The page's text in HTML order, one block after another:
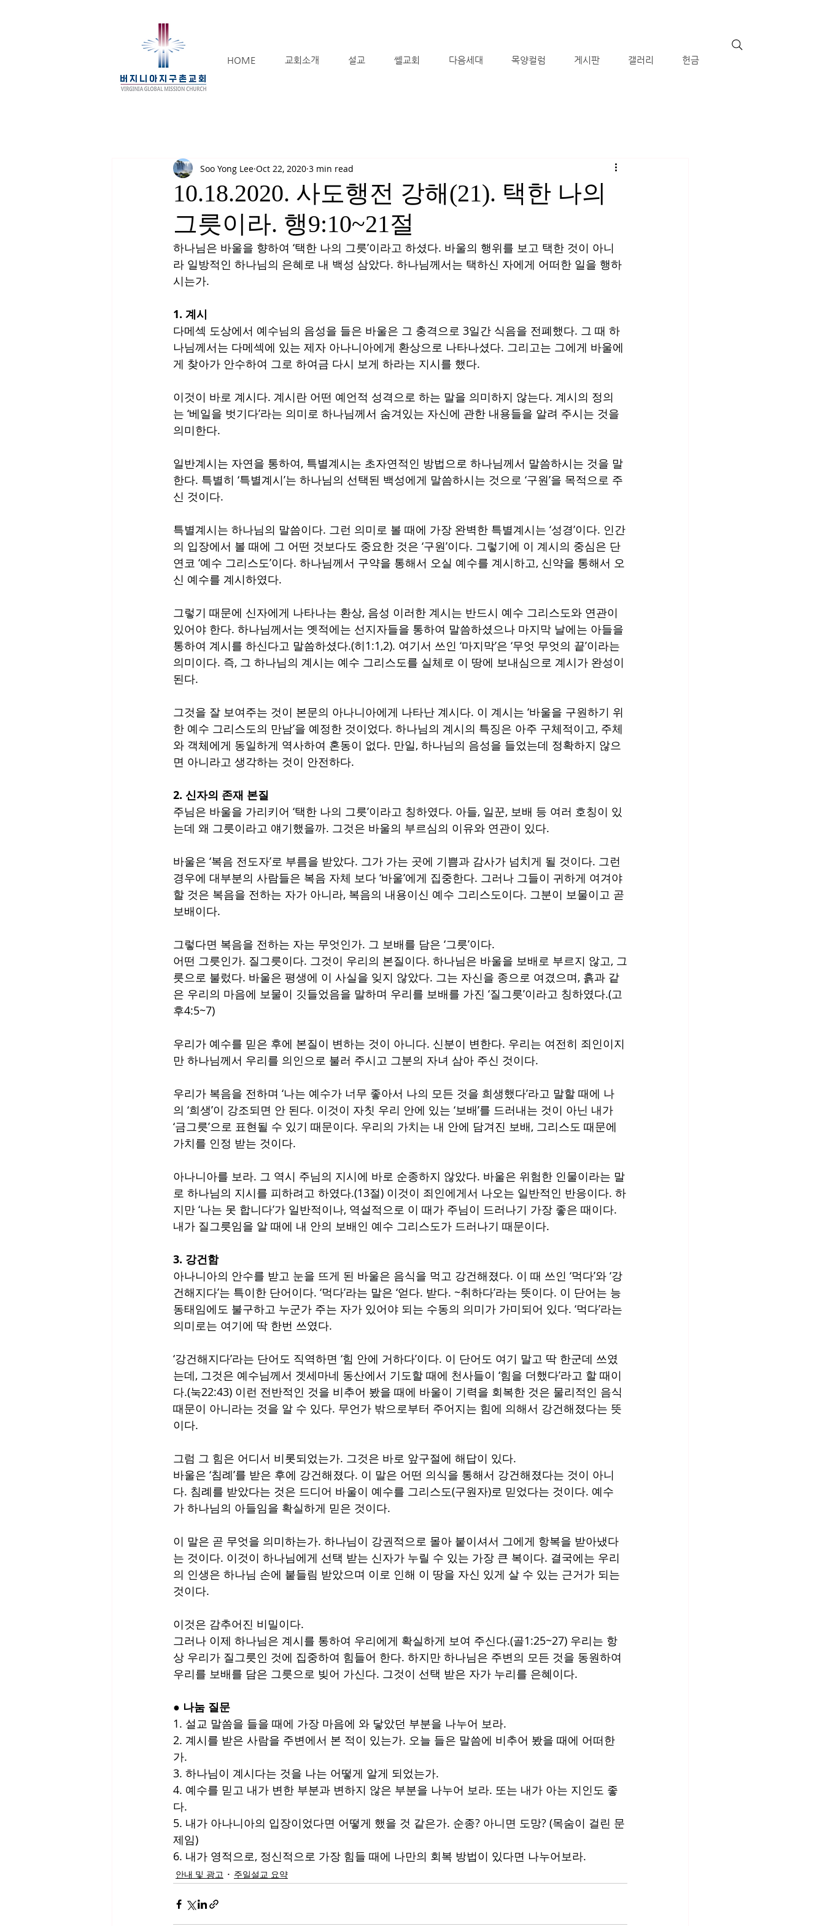
HOME 교회소개 설교 쎌교회 다음세대 목양컬럼 게시판 갤러리 헌금
10.18.2020. 사도행전 강해(21). 택한 나의
그릇이라. 행9:10~21절
Soo Yong Lee Oct 22, 2020 3 min read
하나님은 바울을 향하여 ‘택한 나의 그릇’이라고 하셨다. 바울의 행위를 보고 택한 것이 아니
라 일방적인 하나님의 은혜로 내 백성 삼았다. 하나님께서는 택하신 자에게 어떠한 일을 행하
시는가.
1. 계시
다메섹 도상에서 예수님의 음성을 들은 바울은 그 충격으로 3일간 식음을 전폐했다. 그 때 하
나님께서는 다메섹에 있는 제자 아나니아에게 환상으로 나타나셨다. 그리고는 그에게 바울에
게 찾아가 안수하여 그로 하여금 다시 보게 하라는 지시를 했다.
이것이 바로 계시다. 계시란 어떤 예언적 성격으로 하는 말을 의미하지 않는다. 계시의 정의
는 ‘베일을 벗기다’라는 의미로 하나님께서 숨겨있는 자신에 관한 내용들을 알려 주시는 것을
의미한다.
일반계시는 자연을 통하여, 특별계시는 초자연적인 방법으로 하나님께서 말씀하시는 것을 말
한다. 특별히 ‘특별계시’는 하나님의 선택된 백성에게 말씀하시는 것으로 ‘구원’을 목적으로 주
신 것이다.
특별계시는 하나님의 말씀이다. 그런 의미로 볼 때에 가장 완벽한 특별계시는 ‘성경’이다. 인간
의 입장에서 볼 때에 그 어떤 것보다도 중요한 것은 ‘구원’이다. 그렇기에 이 계시의 중심은 단
연코 ‘예수 그리스도’이다. 하나님께서 구약을 통해서 오실 예수를 계시하고, 신약을 통해서 오
신 예수를 계시하였다.
그렇기 때문에 신자에게 나타나는 환상, 음성 이러한 계시는 반드시 예수 그리스도와 연관이
있어야 한다. 하나님께서는 옛적에는 선지자들을 통하여 말씀하셨으나 마지막 날에는 아들을
통하여 계시를 하신다고 말씀하셨다.(히1:1,2). 여기서 쓰인 ‘마지막’은 ‘무엇 무엇의 끝’이라는
의미이다. 즉, 그 하나님의 계시는 예수 그리스도를 실체로 이 땅에 보내심으로 계시가 완성이
된다.
그것을 잘 보여주는 것이 본문의 아나니아에게 나타난 계시다. 이 계시는 ‘바울을 구원하기 위
한 예수 그리스도의 만남’을 예정한 것이었다. 하나님의 계시의 특징은 아주 구체적이고, 주체
와 객체에게 동일하게 역사하여 혼동이 없다. 만일, 하나님의 음성을 들었는데 정확하지 않으
면 아니라고 생각하는 것이 안전하다.
2. 신자의 존재 본질
주님은 바울을 가리키어 ‘택한 나의 그릇’이라고 칭하였다. 아들, 일꾼, 보배 등 여러 호칭이 있
는데 왜 그릇이라고 얘기했을까. 그것은 바울의 부르심의 이유와 연관이 있다.
바울은 ‘복음 전도자’로 부름을 받았다. 그가 가는 곳에 기쁨과 감사가 넘치게 될 것이다. 그런
경우에 대부분의 사람들은 복음 자체 보다 ‘바울’에게 집중한다. 그러나 그들이 귀하게 여겨야
할 것은 복음을 전하는 자가 아니라, 복음의 내용이신 예수 그리스도이다. 그분이 보물이고 곧
보배이다.
그렇다면 복음을 전하는 자는 무엇인가. 그 보배를 담은 ‘그릇’이다.
어떤 그릇인가. 질그릇이다. 그것이 우리의 본질이다. 하나님은 바울을 보배로 부르지 않고, 그
릇으로 불렀다. 바울은 평생에 이 사실을 잊지 않았다. 그는 자신을 종으로 여겼으며, 흙과 같
은 우리의 마음에 보물이 깃들었음을 말하며 우리를 보배를 가진 ‘질그릇’이라고 칭하였다.(고
후4:5~7)
우리가 예수를 믿은 후에 본질이 변하는 것이 아니다. 신분이 변한다. 우리는 여전히 죄인이지
만 하나님께서 우리를 의인으로 불러 주시고 그분의 자녀 삼아 주신 것이다.
우리가 복음을 전하며 ‘나는 예수가 너무 좋아서 나의 모든 것을 희생했다’라고 말할 때에 나
의 ‘희생’이 강조되면 안 된다. 이것이 자칫 우리 안에 있는 ‘보배’를 드러내는 것이 아닌 내가
‘금그릇’으로 표현될 수 있기 때문이다. 우리의 가치는 내 안에 담겨진 보배, 그리스도 때문에
가치를 인정 받는 것이다.
아나니아를 보라. 그 역시 주님의 지시에 바로 순종하지 않았다. 바울은 위험한 인물이라는 말
로 하나님의 지시를 피하려고 하였다.(13절) 이것이 죄인에게서 나오는 일반적인 반응이다. 하
지만 ‘나는 못 합니다’가 일반적이나, 역설적으로 이 때가 주님이 드러나기 가장 좋은 때이다.
내가 질그릇임을 알 때에 내 안의 보배인 예수 그리스도가 드러나기 때문이다.
3. 강건함
아나니아의 안수를 받고 눈을 뜨게 된 바울은 음식을 먹고 강건해졌다. 이 때 쓰인 ‘먹다’와 ‘강
건해지다’는 특이한 단어이다. ‘먹다’라는 말은 ‘얻다. 받다. ~취하다’라는 뜻이다. 이 단어는 능
동태임에도 불구하고 누군가 주는 자가 있어야 되는 수동의 의미가 가미되어 있다. ‘먹다’라는
의미로는 여기에 딱 한번 쓰였다.
‘강건해지다’라는 단어도 직역하면 ‘힘 안에 거하다’이다. 이 단어도 여기 말고 딱 한군데 쓰였
는데, 그것은 예수님께서 겟세마네 동산에서 기도할 때에 천사들이 ‘힘을 더했다’라고 할 때이
다.(눅22:43) 이런 전반적인 것을 비추어 봤을 때에 바울이 기력을 회복한 것은 물리적인 음식
때문이 아니라는 것을 알 수 있다. 무언가 밖으로부터 주어지는 힘에 의해서 강건해졌다는 뜻
이다.
그럼 그 힘은 어디서 비롯되었는가. 그것은 바로 앞구절에 해답이 있다.
바울은 ‘침례’를 받은 후에 강건해졌다. 이 말은 어떤 의식을 통해서 강건해졌다는 것이 아니
다. 침례를 받았다는 것은 드디어 바울이 예수를 그리스도(구원자)로 믿었다는 것이다. 예수
가 하나님의 아들임을 확실하게 믿은 것이다.
이 말은 곧 무엇을 의미하는가. 하나님이 강권적으로 몰아 붙이셔서 그에게 항복을 받아냈다
는 것이다. 이것이 하나님에게 선택 받는 신자가 누릴 수 있는 가장 큰 복이다. 결국에는 우리
의 인생은 하나님 손에 붙들림 받았으며 이로 인해 이 땅을 자신 있게 살 수 있는 근거가 되는
것이다.
이것은 감추어진 비밀이다.
그러나 이제 하나님은 계시를 통하여 우리에게 확실하게 보여 주신다.(골1:25~27) 우리는 항
상 우리가 질그릇인 것에 집중하여 힘들어 한다. 하지만 하나님은 주변의 모든 것을 동원하여
우리를 보배를 담은 그릇으로 빚어 가신다. 그것이 선택 받은 자가 누리를 은혜이다.
● 나눔 질문
1. 설교 말씀을 들을 때에 가장 마음에 와 닿았던 부분을 나누어 보라.
2. 계시를 받은 사람을 주변에서 본 적이 있는가. 오늘 들은 말씀에 비추어 봤을 때에 어떠한
가.
3. 하나님이 계시다는 것을 나는 어떻게 알게 되었는가.
4. 예수를 믿고 내가 변한 부분과 변하지 않은 부분을 나누어 보라. 또는 내가 아는 지인도 좋
다.
5. 내가 아나니아의 입장이었다면 어떻게 했을 것 같은가. 순종? 아니면 도망? (목숨이 걸린 문
제임)
6. 내가 영적으로, 정신적으로 가장 힘들 때에 나만의 회복 방법이 있다면 나누어보라.
안내 및 광고 주일설교 요약